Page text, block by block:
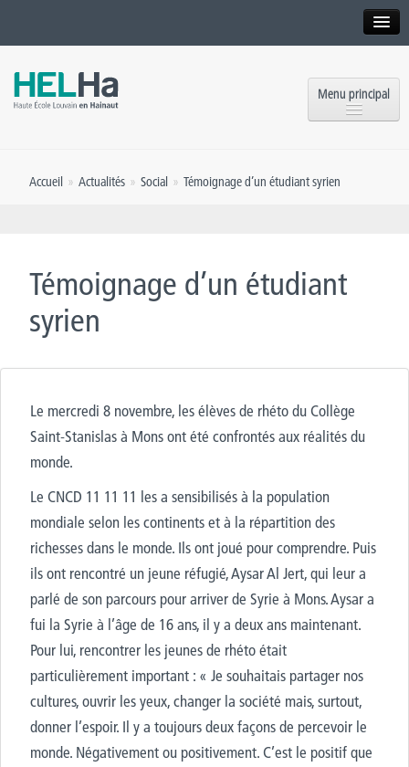
Formation continue et Recherche
Presse
Menu principal
Implantations
OEH
Accueil » Actualités » Social » Témoignage d’un étudiant syrien
Témoignage d’un étudiant
syrien
Le mercredi 8 novembre, les élèves de rhéto du Collège
Saint-Stanislas à Mons ont été confrontés aux réalités du
monde.
Le CNCD 11 11 11 les a sensibilisés à la population
mondiale selon les continents et à la répartition des
richesses dans le monde. Ils ont joué pour comprendre. Puis
ils ont rencontré un jeune réfugié, Aysar Al Jert, qui leur a
parlé de son parcours pour arriver de Syrie à Mons. Aysar a
fui la Syrie à l’âge de 16 ans, il y a deux ans maintenant.
Pour lui, rencontrer les jeunes de rhéto était
particulièrement important : « Je souhaitais partager nos
cultures, ouvrir les yeux, changer la société mais, surtout,
donner l’espoir. Il y a toujours deux façons de percevoir le
monde. Négativement ou positivement. C’est le positif que